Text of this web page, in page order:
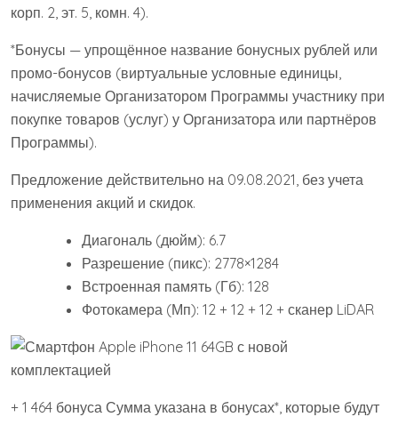
корп. 2, эт. 5, комн. 4).
*Бонусы — упрощённое название бонусных рублей или
промо-бонусов (виртуальные условные единицы,
начисляемые Организатором Программы участнику при
покупке товаров (услуг) у Организатора или партнёров
Программы).
Предложение действительно на 09.08.2021, без учета
применения акций и скидок.
Диагональ (дюйм): 6.7
Разрешение (пикс): 2778×1284
Встроенная память (Гб): 128
Фотокамера (Мп): 12 + 12 + 12 + сканер LiDAR
+ 1 464 бонуса Сумма указана в бонусах*, которые будут